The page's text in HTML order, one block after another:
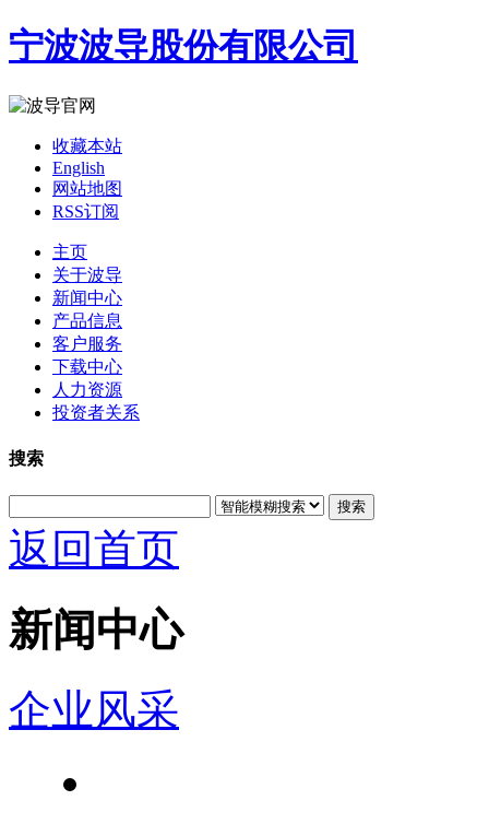
宁波波导股份有限公司
收藏本站
English
网站地图
RSS订阅
主页
关于波导
新闻中心
产品信息
客户服务
下载中心
人力资源
投资者关系
搜索
搜索
返回首页
新闻中心
企业风采